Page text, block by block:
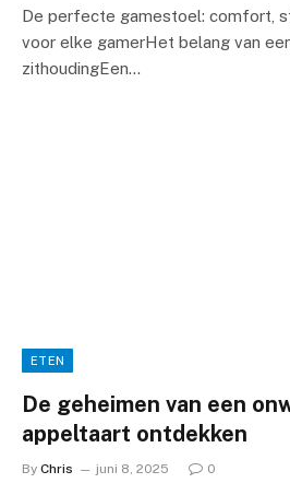
De perfecte gamestoel: comfort,
voor elke gamerHet belang van
zithoudingEen…
ETEN
De geheimen van een
appeltaart ontdekken
By Chris juni 8, 2025 0